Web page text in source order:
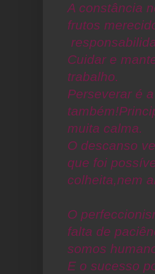
A constância
frutos
Cuidar e
trabalho.
Perseverar é
muita calma.
O descanso
que foi
colheita,nem
O
falta de
somos
E o sucesso